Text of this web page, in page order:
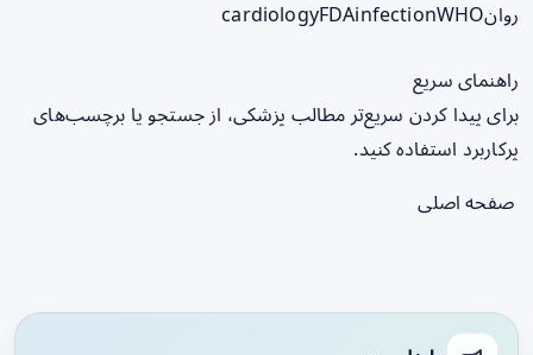
روان
cardiologyFDAinfectionWHO
راهنمای سریع
برای پیدا کردن سریع‌تر مطالب پزشکی، از جستجو یا برچسب‌های
پرکاربرد استفاده کنید.
صفحه اصلی